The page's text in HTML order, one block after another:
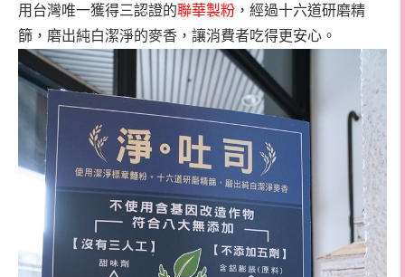
用台灣唯一獲得三認證的聯華製粉 ，經過十六道研磨精
篩，磨出純白潔淨的麥香，讓消費者吃得更安心。